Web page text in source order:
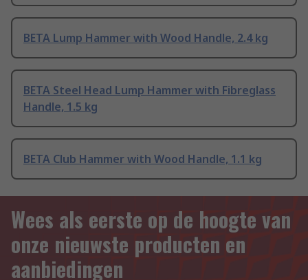
BETA Lump Hammer with Wood Handle, 2.4 kg
BETA Steel Head Lump Hammer with Fibreglass
Handle, 1.5 kg
BETA Club Hammer with Wood Handle, 1.1 kg
Wees als eerste op de hoogte van
onze nieuwste producten en
aanbiedingen